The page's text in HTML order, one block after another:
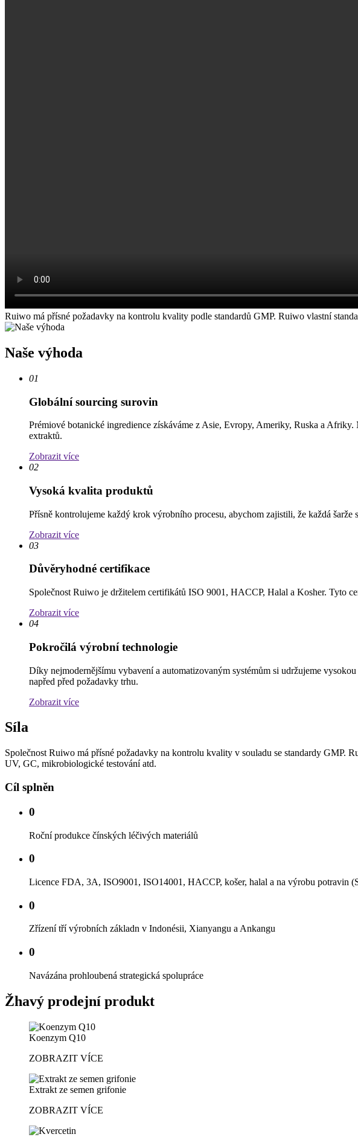
Ruiwo má přísné požadavky na kontrolu kvality podle standardů GMP. Ruiwo vlastní
Naše výhoda
01
Globální sourcing surovin
Prémiové botanické ingredience získáváme z Asie, Evropy, Ameriky, Ruska a
extraktů.
Zobrazit více
02
Vysoká kvalita produktů
Přísně kontrolujeme každý krok výrobního procesu, abychom zajistili, že každá
Zobrazit více
03
Důvěryhodné certifikace
Společnost Ruiwo je držitelem certifikátů ISO 9001, HACCP, Halal a Kosher. Tyto
Zobrazit více
04
Pokročilá výrobní technologie
Díky nejmodernějšímu vybavení a automatizovaným systémům si udržujeme
napřed před požadavky trhu.
Zobrazit více
Síla
Společnost Ruiwo má přísné požadavky na kontrolu kvality v souladu se standardy
UV, GC, mikrobiologické testování atd.
Cíl splněn
0
Roční produkce čínských léčivých materiálů
0
Licence FDA, 3A, ISO9001, ISO14001, HACCP, košer, halal a na výrobu potravin
0
Zřízení tří výrobních základn v Indonésii, Xianyangu a Ankangu
0
Navázána prohloubená strategická spolupráce
Žhavý prodejní produkt
Koenzym Q10
ZOBRAZIT VÍCE
Extrakt ze semen grifonie
ZOBRAZIT VÍCE